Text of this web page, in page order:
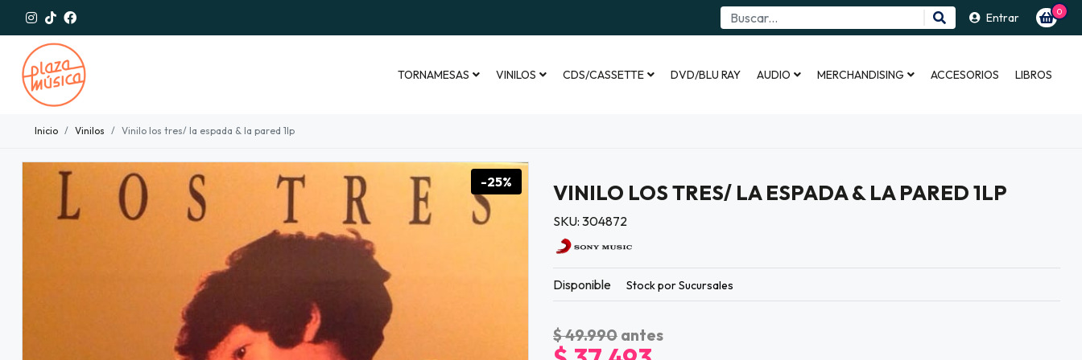
Entrar 0
TORNAMESAS VINILOS CDS/CASSETTE DVD/BLU RAY AUDIO MERCHANDISING ACCESORIOS LIBROS
Inicio Vinilos Vinilo los tres/ la espada & la pared 1lp
-25% VINILO LOS TRES/ LA ESPADA & LA PARED 1LP
SKU: 304872
Disponible Stock por Sucursales
$ 49.990 antes